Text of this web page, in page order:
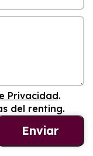
Privacidad.
del renting.